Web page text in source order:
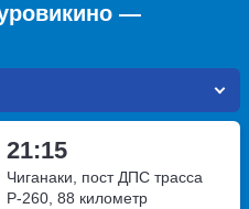
—
21:15
Чиганаки, пост ДПС трасса
Р-260, 88 километр